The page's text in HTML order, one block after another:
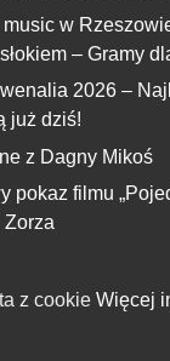
w
– Gramy
2026 –
już dziś!
z Dagny Mikoś
pokaz filmu
z cookie Więcej